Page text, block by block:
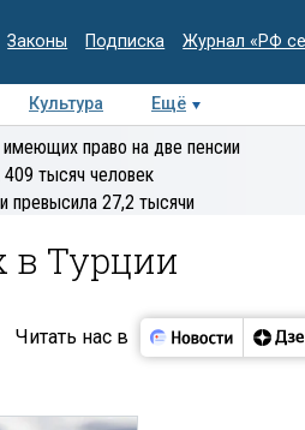
Законы Подписка Журнал «РФ
Культура
Ещё
Колумнисты
право на две пенсии
тысяч человек
превысила 27,2 тысячи
в Турции
Читать нас в